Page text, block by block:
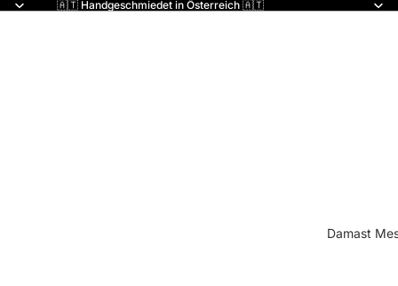
🇦🇹 Handgeschmiedet in Österreich 🇦🇹
Damast